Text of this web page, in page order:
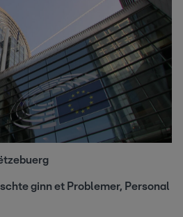
ginn et Problemer, Personal